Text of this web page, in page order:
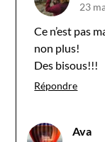
23
Ce n’est pas
non plus!
Des bisous!!!
Répondre
Ava